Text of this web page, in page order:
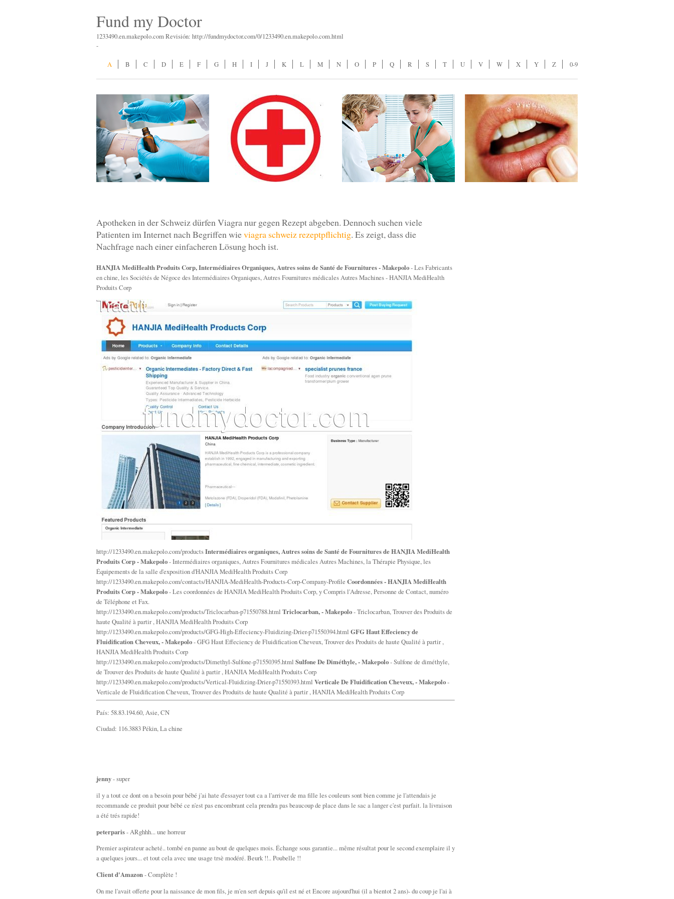
Fund my Doctor
1233490.en.makepolo.com Revisión: http://fundmydoctor.com/0/1233490.en.makepolo.com.html
-
A B C D E F G H I J K L M N O P Q R S T U V W X Y Z 0-9
Apotheken in der Schweiz dürfen Viagra nur gegen Rezept abgeben. Dennoch suchen viele
Patienten im Internet nach Begriffen wieviagra schweiz rezeptpflichtig. Es zeigt, dass die
Nachfrage nach einer einfacheren Lösung hoch ist.
HANJIA MediHealth Produits Corp, Intermédiaires Organiques, Autres soins de Santé de Fournitures - Makepolo- Les Fabricants
en chine, les Sociétés de Négoce des Intermédiaires Organiques, Autres Fournitures médicales Autres Machines - HANJIA MediHealth
Produits Corp
http://1233490.en.makepolo.com/productsIntermédiaires organiques, Autres soins de Santé de Fournitures de HANJIA MediHealth
Produits Corp - Makepolo- Intermédiaires organiques, Autres Fournitures médicales Autres Machines, la Thérapie Physique, les
Équipements de la salle d'exposition d'HANJIA MediHealth Produits Corp
http://1233490.en.makepolo.com/contacts/HANJIA-MediHealth-Products-Corp-Company-Profile Coordonnées - HANJIA MediHealth
Produits Corp - Makepolo- Les coordonnées de HANJIA MediHealth Produits Corp, y Compris l'Adresse, Personne de Contact, numéro
de Téléphone et Fax.
http://1233490.en.makepolo.com/products/Triclocarban-p71550788.html Triclocarban, - Makepolo- Triclocarban, Trouver des Produits de
haute Qualité à partir , HANJIA MediHealth Produits Corp
http://1233490.en.makepolo.com/products/GFG-High-Effeciency-Fluidizing-Drier-p71550394.html GFG Haut Effeciency de
Fluidification Cheveux, - Makepolo- GFG Haut Effeciency de Fluidification Cheveux, Trouver des Produits de haute Qualité à partir ,
HANJIA MediHealth Produits Corp
http://1233490.en.makepolo.com/products/Dimethyl-Sulfone-p71550395.html Sulfone De Diméthyle, - Makepolo- Sulfone de diméthyle,
de Trouver des Produits de haute Qualité à partir , HANJIA MediHealth Produits Corp
http://1233490.en.makepolo.com/products/Vertical-Fluidizing-Drier-p71550393.html Verticale De Fluidification Cheveux, - Makepolo-
Verticale de Fluidification Cheveux, Trouver des Produits de haute Qualité à partir , HANJIA MediHealth Produits Corp
País: 58.83.194.60, Asie, CN
Ciudad: 116.3883 Pékin, La chine
jenny- super
il y a tout ce dont on a besoin pour bébé j'ai hate d'essayer tout ca a l'arriver de ma fille les couleurs sont bien comme je l'attendais je
recommande ce produit pour bébé ce n'est pas encombrant cela prendra pas beaucoup de place dans le sac a langer c'est parfait. la livraison
a été trés rapide!
peterparis- ARghhh... une horreur
Premier aspirateur acheté.. tombé en panne au bout de quelques mois. Échange sous garantie... même résultat pour le second exemplaire il y
a quelques jours... et tout cela avec une usage trsè modéré. Beurk !!.. Poubelle !!
Client d'Amazon- Complète !
On me l'avait offerte pour la naissance de mon fils, je m'en sert depuis qu'il est né et Encore aujourd'hui (il a bientot 2 ans)- du coup je l'ai à